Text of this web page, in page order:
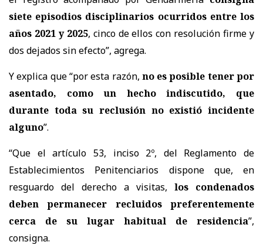
siete episodios disciplinarios ocurridos entre los
años 2021 y 2025, cinco de ellos con resolución firme y
dos dejados sin efecto”, agrega.
Y explica que “por esta razón, no es posible tener por
asentado, como un hecho indiscutido, que
durante toda su reclusión no existió incidente
alguno”.
“Que el artículo 53, inciso 2º, del Reglamento de
Establecimientos Penitenciarios dispone que, en
resguardo del derecho a visitas, los condenados
deben permanecer recluidos preferentemente
cerca de su lugar habitual de residencia”,
consigna.